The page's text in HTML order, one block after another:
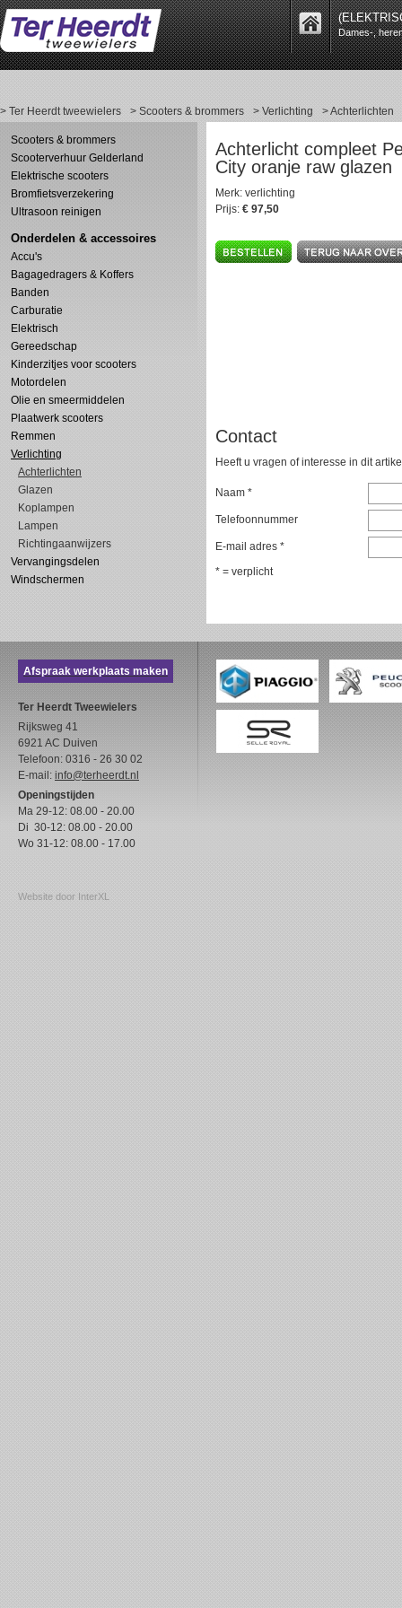
Dames-,
> Ter Heerdt tweewielers > Scooters & brommers > Verlichting > Achterlichten
Scooters & brommers
Scooterverhuur Gelderland
Elektrische scooters
Bromfietsverzekering
Ultrasoon reinigen
Onderdelen & accessoires
Accu's
Bagagedragers & Koffers
Banden
Carburatie
Elektrisch
Gereedschap
Kinderzitjes voor scooters
Motordelen
Olie en smeermiddelen
Plaatwerk scooters
Remmen
Verlichting
Achterlichten
Glazen
Koplampen
Lampen
Richtingaanwijzers
Vervangingsdelen
Windschermen
Achterlicht compleet
City oranje raw glazen
Merk: verlichting
Prijs: € 97,50
Contact
Heeft u vragen of interesse in dit
Naam *
Telefoonnummer
E-mail adres *
* = verplicht
Afspraak werkplaats maken
Ter Heerdt Tweewielers
Rijksweg 41
6921 AC Duiven
Telefoon: 0316 - 26 30 02
E-mail: info@terheerdt.nl
Openingstijden
Ma 29-12: 08.00 - 20.00
Di 30-12: 08.00 - 20.00
Wo 31-12: 08.00 - 17.00
Website door InterXL